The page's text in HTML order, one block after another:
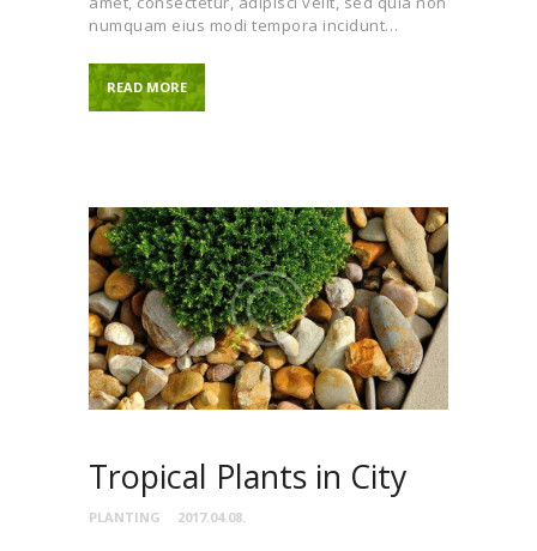
numquam eius modi tempora incidunt…
READ MORE
Tropical Plants in City
PLANTING 2017.04.08.